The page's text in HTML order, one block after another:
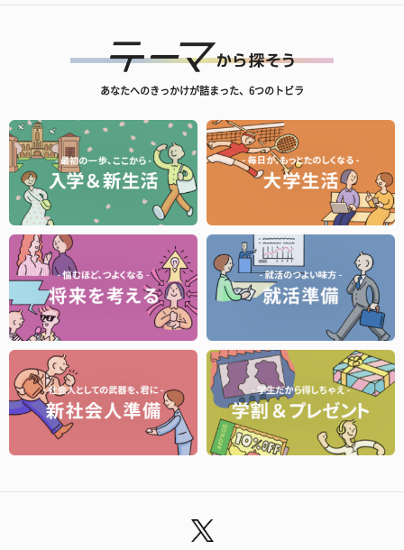
あなたへのきっかけが詰まった、6つのトビラ